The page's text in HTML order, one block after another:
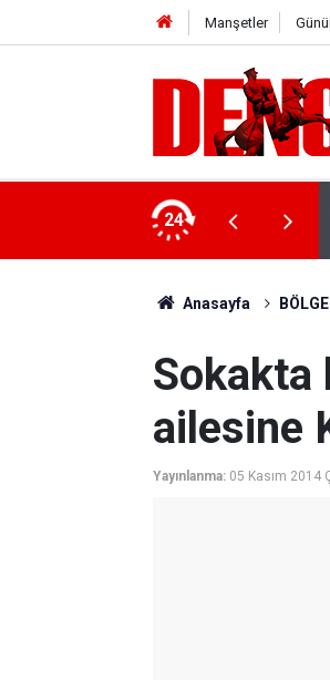
Manşetler
24
kortej yürüyüşüyle başladı
Anasayfa
Sokakta
ailesine
Yayınlanma: 05 Kasım 2014